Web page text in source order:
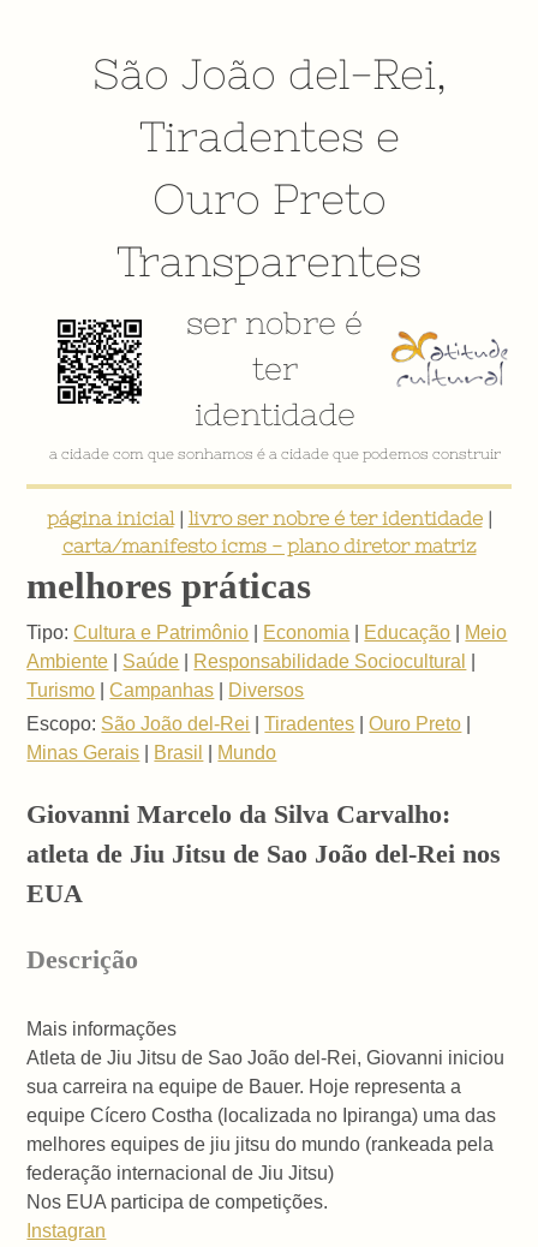
São João del-Rei,
Tiradentes e
Ouro Preto
Transparentes
ser nobre é
ter
identidade
a cidade com que sonhamos é a cidade que podemos construir
página inicial| livro ser nobre é ter identidade|
carta/manifesto icms - plano diretor matriz
melhores práticas
Tipo: Cultura e Patrimônio Economia Educação
Meio
Ambiente
Saúde Responsabilidade Sociocultural
Turismo |Campanhas
Diversos
Escopo: São João del-Rei |Tiradentes |Ouro Preto
Minas Gerais
Brasil Mundo
Giovanni Marcelo da Silva Carvalho:
atleta de Jiu Jitsu de Sao João del-Rei nos
EUA
Descrição
Mais informações
Atleta de Jiu Jitsu de Sao João del-Rei, Giovanni iniciou
sua carreira na equipe de Bauer. Hoje representa a
equipe Cícero Costha (localizada no Ipiranga) uma das
melhores equipes de jiu jitsu do mundo (rankeada pela
federação internacional de Jiu Jitsu)
Nos EUA participa de competições.
Instagran